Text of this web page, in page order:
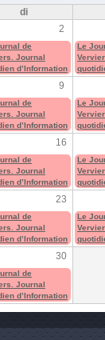
di
2
de
Journal
d’Information
Le
9
de
Journal
d’Information
Le
16
de
Journal
d’Information
Le
23
de
Journal
d’Information
Le
30
de
Journal
d’Information